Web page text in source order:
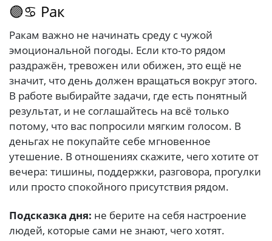
🟣♋ Рак
Ракам важно не начинать среду с чужой
эмоциональной погоды. Если кто-то рядом
раздражён, тревожен или обижен, это ещё не
значит, что день должен вращаться вокруг этого.
В работе выбирайте задачи, где есть понятный
результат, и не соглашайтесь на всё только
потому, что вас попросили мягким голосом. В
деньгах не покупайте себе мгновенное
утешение. В отношениях скажите, чего хотите от
вечера: тишины, поддержки, разговора, прогулки
или просто спокойного присутствия рядом.
Подсказка дня: не берите на себя настроение
людей, которые сами не знают, чего хотят.